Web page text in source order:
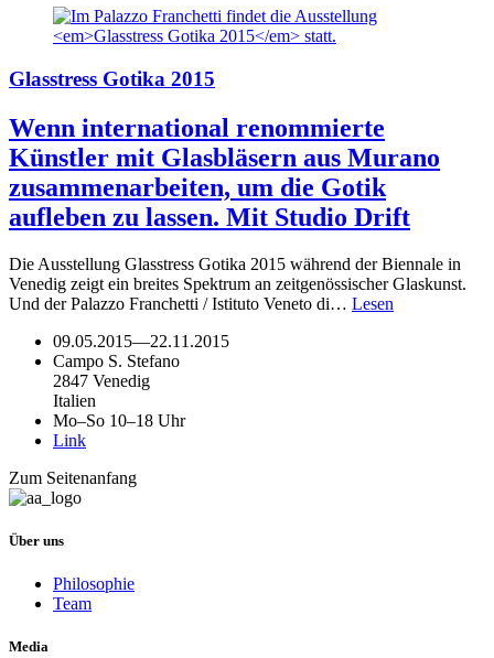
Glasstress Gotika 2015
Wenn international renommierte
Künstler mit Glasbläsern aus Murano
zusammenarbeiten, um die Gotik
aufleben zu lassen. Mit Studio Drift
Die Ausstellung Glasstress Gotika 2015 während der Biennale in
Venedig zeigt ein breites Spektrum an zeitgenössischer Glaskunst.
Und der Palazzo Franchetti / Istituto Veneto di… Lesen
09.05.2015—22.11.2015
Campo S. Stefano
2847 Venedig
Italien
Mo–So 10–18 Uhr
Link
Zum Seitenanfang
Über uns
Philosophie
Team
Media